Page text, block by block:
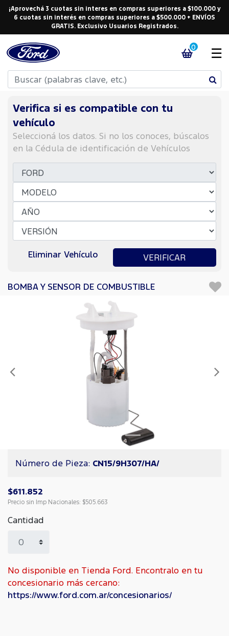
¡Aprovechá 3 cuotas sin interes en compras superiores a $100.000 y
6 cuotas sin interés en compras superiores a $500.000 + ENVÍOS
GRATIS. Exclusivo Usuarios Registrados.
0 ☰
Verifica si es compatible con tu
vehículo
Seleccioná los datos. Si no los conoces, búscalos
en la Cédula de identificación de Vehículos
Eliminar Vehículo VERIFICAR
BOMBA Y SENSOR DE COMBUSTIBLE
Anterior
Número de Pieza: CN15/9H307/HA/
$611.852
Precio sin Imp Nacionales: $505.663
Cantidad
No disponible en Tienda Ford. Encontralo en tu
concesionario más cercano:
https://www.ford.com.ar/concesionarios/